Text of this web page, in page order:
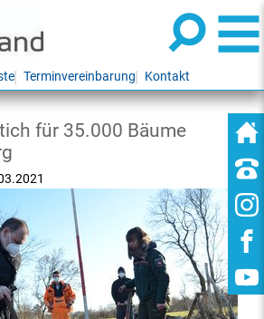
Terminvereinbarung Kontakt
für 35.000 Bäume